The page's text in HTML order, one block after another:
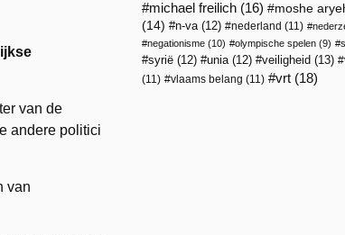
van de
andere politici
van
michael freilich (16)
moshe
(14)
n-va(12) nederland (11)
negationisme (10) olympische spelen (9)
syrië (12) unia(12) veiligheid (13)
(11)
vlaams belang (11) vrt (18)